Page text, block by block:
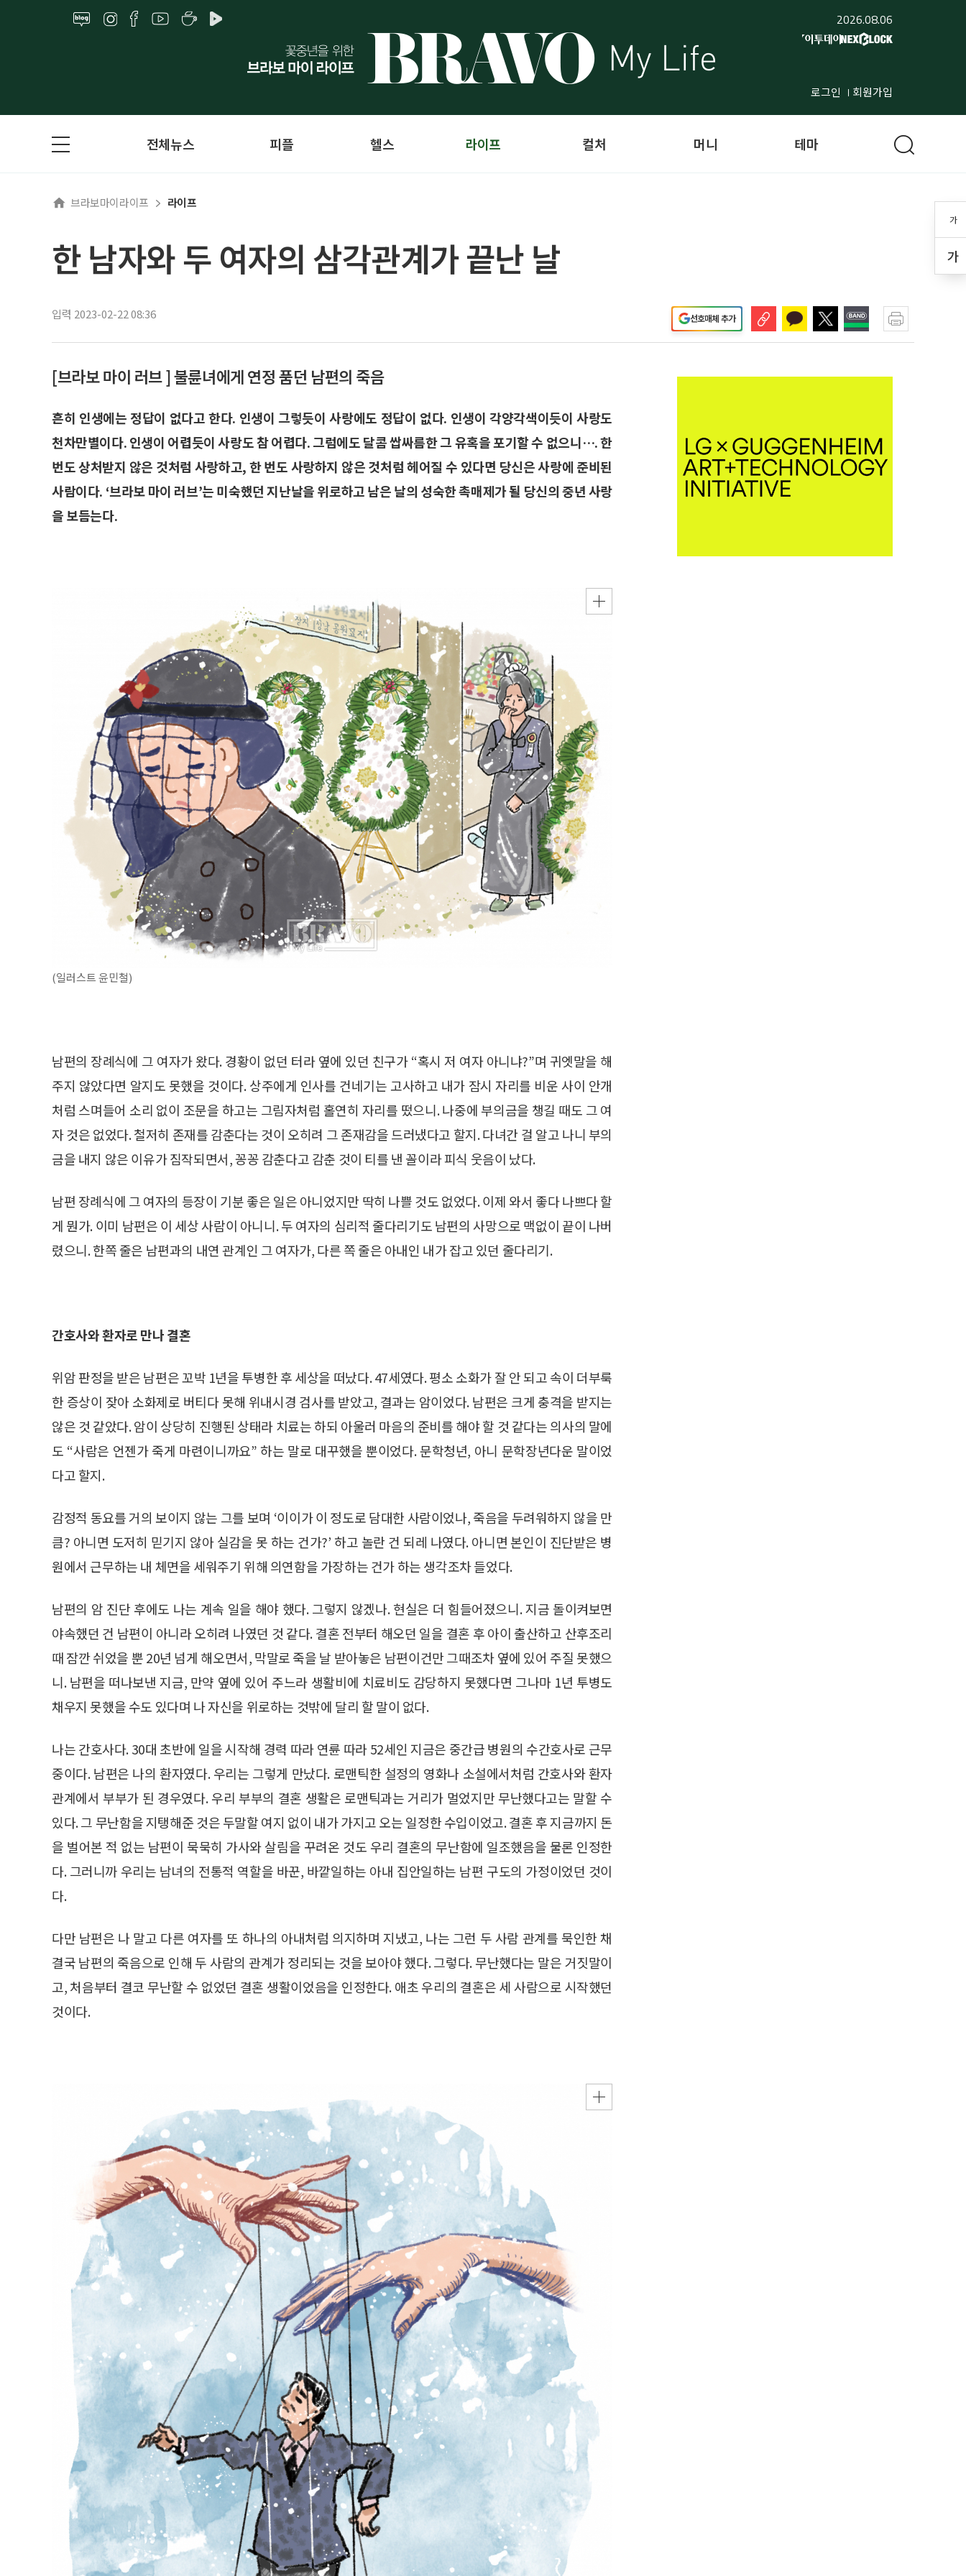
2026.08.06
로그인 회원가입
가
가
전체뉴스 피플 헬스 라이프 컬처 머니 테마
브라보마이라이프 라이프
한 남자와 두 여자의 삼각관계가 끝난 날
입력 2023-02-22 08:36 선호매체 추가
[브라보 마이 러브 ] 불륜녀에게 연정 품던 남편의 죽음
흔히 인생에는 정답이 없다고 한다. 인생이 그렇듯이 사랑에도 정답이 없다. 인생이 각양각색이듯이 사랑도
천차만별이다. 인생이 어렵듯이 사랑도 참 어렵다. 그럼에도 달콤 쌉싸름한 그 유혹을 포기할 수 없으니…. 한
번도 상처받지 않은 것처럼 사랑하고, 한 번도 사랑하지 않은 것처럼 헤어질 수 있다면 당신은 사랑에 준비된
사람이다. ‘브라보 마이 러브’는 미숙했던 지난날을 위로하고 남은 날의 성숙한 촉매제가 될 당신의 중년 사랑
을 보듬는다.
(일러스트 윤민철)
남편의 장례식에 그 여자가 왔다. 경황이 없던 터라 옆에 있던 친구가 “혹시 저 여자 아니냐?”며 귀엣말을 해
주지 않았다면 알지도 못했을 것이다. 상주에게 인사를 건네기는 고사하고 내가 잠시 자리를 비운 사이 안개
처럼 스며들어 소리 없이 조문을 하고는 그림자처럼 홀연히 자리를 떴으니. 나중에 부의금을 챙길 때도 그 여
자 것은 없었다. 철저히 존재를 감춘다는 것이 오히려 그 존재감을 드러냈다고 할지. 다녀간 걸 알고 나니 부의
금을 내지 않은 이유가 짐작되면서, 꽁꽁 감춘다고 감춘 것이 티를 낸 꼴이라 피식 웃음이 났다.
남편 장례식에 그 여자의 등장이 기분 좋은 일은 아니었지만 딱히 나쁠 것도 없었다. 이제 와서 좋다 나쁘다 할
게 뭔가. 이미 남편은 이 세상 사람이 아니니. 두 여자의 심리적 줄다리기도 남편의 사망으로 맥없이 끝이 나버
렸으니. 한쪽 줄은 남편과의 내연 관계인 그 여자가, 다른 쪽 줄은 아내인 내가 잡고 있던 줄다리기.
간호사와 환자로 만나 결혼
위암 판정을 받은 남편은 꼬박 1년을 투병한 후 세상을 떠났다. 47세였다. 평소 소화가 잘 안 되고 속이 더부룩
한 증상이 잦아 소화제로 버티다 못해 위내시경 검사를 받았고, 결과는 암이었다. 남편은 크게 충격을 받지는
않은 것 같았다. 암이 상당히 진행된 상태라 치료는 하되 아울러 마음의 준비를 해야 할 것 같다는 의사의 말에
도 “사람은 언젠가 죽게 마련이니까요” 하는 말로 대꾸했을 뿐이었다. 문학청년, 아니 문학장년다운 말이었
다고 할지.
감정적 동요를 거의 보이지 않는 그를 보며 ‘이이가 이 정도로 담대한 사람이었나, 죽음을 두려워하지 않을 만
큼? 아니면 도저히 믿기지 않아 실감을 못 하는 건가?’ 하고 놀란 건 되레 나였다. 아니면 본인이 진단받은 병
원에서 근무하는 내 체면을 세워주기 위해 의연함을 가장하는 건가 하는 생각조차 들었다.
남편의 암 진단 후에도 나는 계속 일을 해야 했다. 그렇지 않겠나. 현실은 더 힘들어졌으니. 지금 돌이켜보면
야속했던 건 남편이 아니라 오히려 나였던 것 같다. 결혼 전부터 해오던 일을 결혼 후 아이 출산하고 산후조리
때 잠깐 쉬었을 뿐 20년 넘게 해오면서, 막말로 죽을 날 받아놓은 남편이건만 그때조차 옆에 있어 주질 못했으
니. 남편을 떠나보낸 지금, 만약 옆에 있어 주느라 생활비에 치료비도 감당하지 못했다면 그나마 1년 투병도
채우지 못했을 수도 있다며 나 자신을 위로하는 것밖에 달리 할 말이 없다.
나는 간호사다. 30대 초반에 일을 시작해 경력 따라 연륜 따라 52세인 지금은 중간급 병원의 수간호사로 근무
중이다. 남편은 나의 환자였다. 우리는 그렇게 만났다. 로맨틱한 설정의 영화나 소설에서처럼 간호사와 환자
관계에서 부부가 된 경우였다. 우리 부부의 결혼 생활은 로맨틱과는 거리가 멀었지만 무난했다고는 말할 수
있다. 그 무난함을 지탱해준 것은 두말할 여지 없이 내가 가지고 오는 일정한 수입이었고. 결혼 후 지금까지 돈
을 벌어본 적 없는 남편이 묵묵히 가사와 살림을 꾸려온 것도 우리 결혼의 무난함에 일조했음을 물론 인정한
다. 그러니까 우리는 남녀의 전통적 역할을 바꾼, 바깥일하는 아내 집안일하는 남편 구도의 가정이었던 것이
다.
다만 남편은 나 말고 다른 여자를 또 하나의 아내처럼 의지하며 지냈고, 나는 그런 두 사람 관계를 묵인한 채
결국 남편의 죽음으로 인해 두 사람의 관계가 정리되는 것을 보아야 했다. 그렇다. 무난했다는 말은 거짓말이
고, 처음부터 결코 무난할 수 없었던 결혼 생활이었음을 인정한다. 애초 우리의 결혼은 세 사람으로 시작했던
것이다.